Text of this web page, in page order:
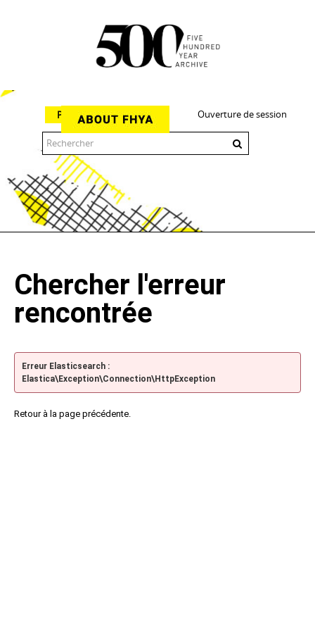
Ouverture de session
Parcourir
Chercher l'erreur
rencontrée
Erreur Elasticsearch :
Elastica\Exception\Connection\HttpException
Retour à la page précédente.